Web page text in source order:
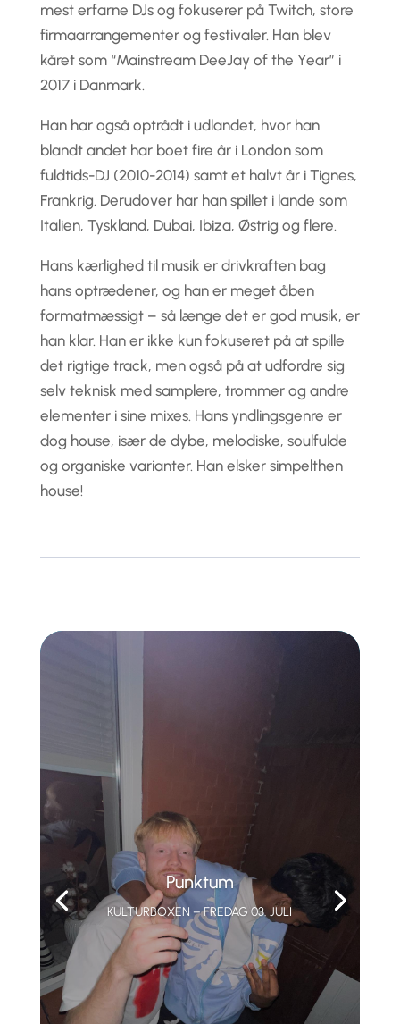
mest erfarne DJs og fokuserer på Twitch, store
firmaarrangementer og festivaler. Han blev
kåret som “Mainstream DeeJay of the Year” i
2017 i Danmark.
Han har også optrådt i udlandet, hvor han
blandt andet har boet fire år i London som
fuldtids-DJ (2010-2014) samt et halvt år i Tignes,
Frankrig. Derudover har han spillet i lande som
Italien, Tyskland, Dubai, Ibiza, Østrig og flere.
Hans kærlighed til musik er drivkraften bag
hans optrædener, og han er meget åben
formatmæssigt – så længe det er god musik, er
han klar. Han er ikke kun fokuseret på at spille
det rigtige track, men også på at udfordre sig
selv teknisk med samplere, trommer og andre
elementer i sine mixes. Hans yndlingsgenre er
dog house, især de dybe, melodiske, soulfulde
og organiske varianter. Han elsker simpelthen
house!
Punktum
KULTURBOXEN – FREDAG 03. JULI
ARENATELTET – FREDAG 03 JULI